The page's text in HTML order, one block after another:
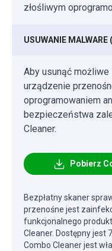
złośliwym
USUWANIE MALWARE
Aby usunąć
urządzenie
oprogramowaniem
bezpieczeństwa
Cleaner.
Pobierz
Bezpłatny skaner
przenośne jest
funkcjonalnego
Cleaner. Dostępny jest
Combo Cleaner jest